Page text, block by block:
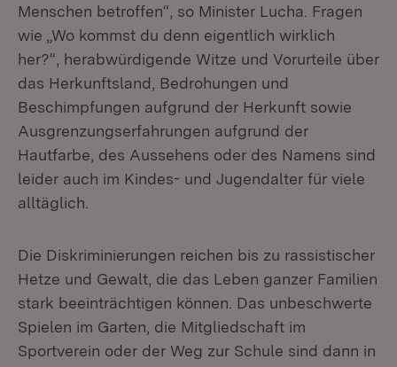
Menschen betroffen“, so Minister Lucha. Fragen
wie „Wo kommst du denn eigentlich wirklich
her?“, herabwürdigende Witze und Vorurteile über
das Herkunftsland, Bedrohungen und
Beschimpfungen aufgrund der Herkunft sowie
Ausgrenzungserfahrungen aufgrund der
Hautfarbe, des Aussehens oder des Namens sind
leider auch im Kindes- und Jugendalter für viele
alltäglich.
Die Diskriminierungen reichen bis zu rassistischer
Hetze und Gewalt, die das Leben ganzer Familien
stark beeinträchtigen können. Das unbeschwerte
Spielen im Garten, die Mitgliedschaft im
Sportverein oder der Weg zur Schule sind dann in